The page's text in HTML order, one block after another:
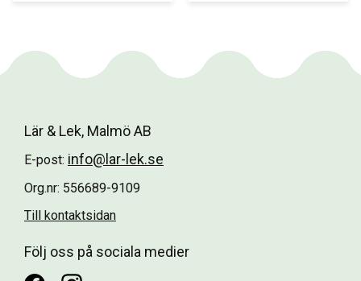
Lär & Lek, Malmö AB
E-post: info@lar-lek.se
Org.nr: 556689-9109
Till kontaktsidan
Följ oss på sociala medier